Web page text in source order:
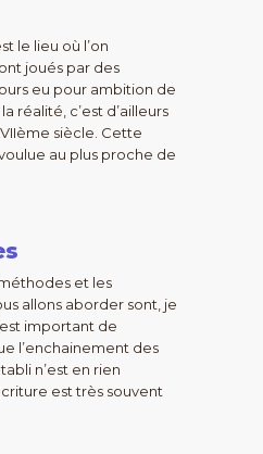
le lieu où l’on
joués par des
eu pour ambition de
réalité, c’est d’ailleurs
siècle. Cette
au plus proche de
et les
allons aborder sont, je
important de
l’enchainement des
n’est en rien
est très souvent